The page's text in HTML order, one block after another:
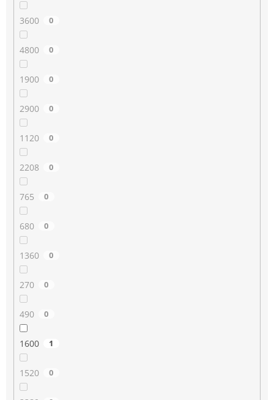
3600 0
4800 0
1900 0
2900 0
1120 0
2208 0
765 0
680 0
1360 0
270 0
490 0
1600 1
1520 0